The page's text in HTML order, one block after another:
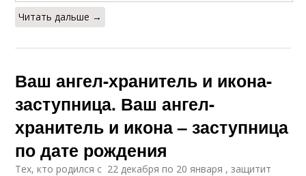
Читать дальше →
Ваш ангел-хранитель и икона-
заступница. Ваш ангел-
хранитель и икона – заступница
по дате рождения
Тех, кто родился с 22 декабря по 20 января , защитит